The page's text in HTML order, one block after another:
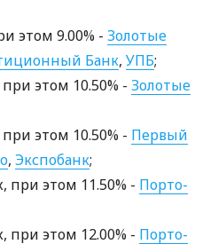
этом 9.00% - Золотые
Банк, УПБ;
этом 10.50% - Золотые
этом 10.50% - Первый
, Экспобанк;
при этом 11.50% - Порто-
при этом 12.00% - Порто-